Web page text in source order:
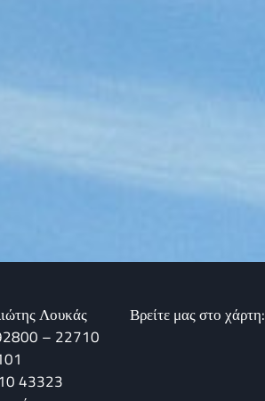
Λουκάς
– 22710
43323
Βρείτε μας στο χάρτη: